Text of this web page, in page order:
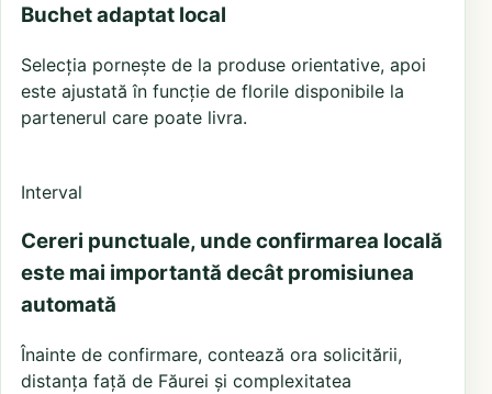
Buchet adaptat local
Selecția pornește de la produse orientative, apoi
este ajustată în funcție de florile disponibile la
partenerul care poate livra.
Interval
Cereri punctuale, unde confirmarea locală
este mai importantă decât promisiunea
automată
Înainte de confirmare, contează ora solicitării,
distanța față de Făurei și complexitatea